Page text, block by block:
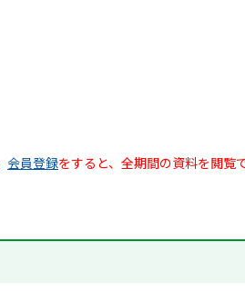
会員登録をすると、全期間の資料を閲覧